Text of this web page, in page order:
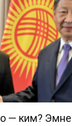
— ким?